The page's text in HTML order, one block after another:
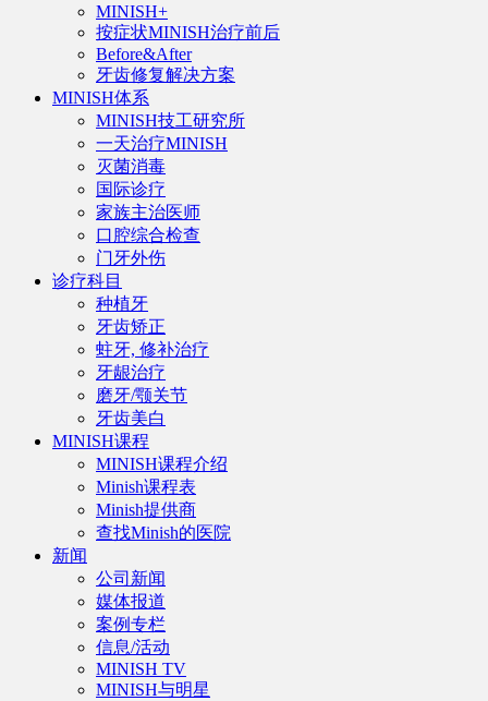
MINISH+
按症状MINISH治疗前后
Before&After
牙齿修复解决方案
MINISH体系
MINISH技工研究所
一天治疗MINISH
灭菌消毒
国际诊疗
家族主治医师
口腔综合检查
门牙外伤
诊疗科目
种植牙
牙齿矫正
蛀牙, 修补治疗
牙龈治疗
磨牙/颚关节
牙齿美白
MINISH课程
MINISH课程介绍
Minish课程表
Minish提供商
查找Minish的医院
新闻
公司新闻
媒体报道
案例专栏
信息/活动
MINISH TV
MINISH与明星